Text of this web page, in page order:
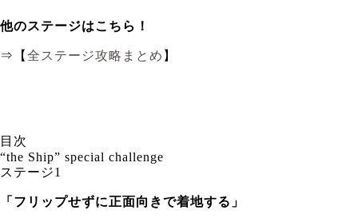
他のステージはこちら！
⇒【 全ステージ攻略まとめ 】
目次
“the Ship” special challenge
ステージ1
「フリップせずに正面向きで着地する」